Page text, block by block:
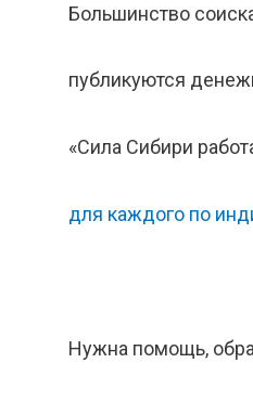
Большинство
публикуются
«Сила Сибири
для каждого по
Нужна помощь,